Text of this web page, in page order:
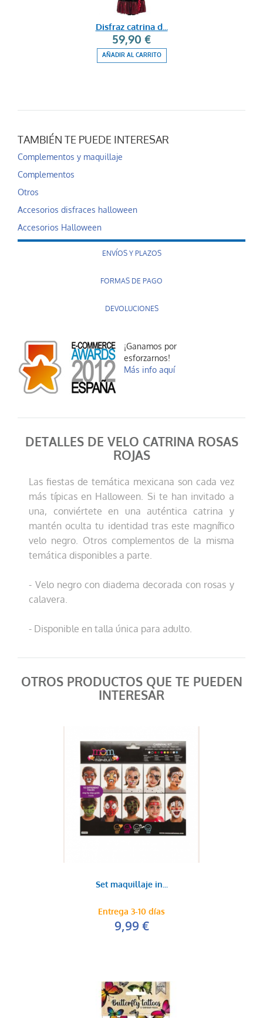
Disfraz catrina d...
59,90 €
AÑADIR AL CARRITO
TAMBIÉN TE PUEDE INTERESAR
Complementos y maquillaje
Complementos
Otros
Accesorios disfraces halloween
Accesorios Halloween
ENVÍOS Y PLAZOS
FORMAS DE PAGO
DEVOLUCIONES
¡Ganamos por
esforzarnos!
Más info aquí
DETALLES DE VELO CATRINA ROSAS
ROJAS
Las fiestas de temática mexicana son cada vez
más típicas en Halloween. Si te han invitado a
una, conviértete en una auténtica catrina y
mantén oculta tu identidad tras este magnífico
velo negro. Otros complementos de la misma
temática disponibles a parte.
- Velo negro con diadema decorada con rosas y
calavera.
- Disponible en talla única para adulto.
OTROS PRODUCTOS QUE TE PUEDEN
INTERESAR
Set maquillaje in...
Entrega 3-10 días
9,99 €